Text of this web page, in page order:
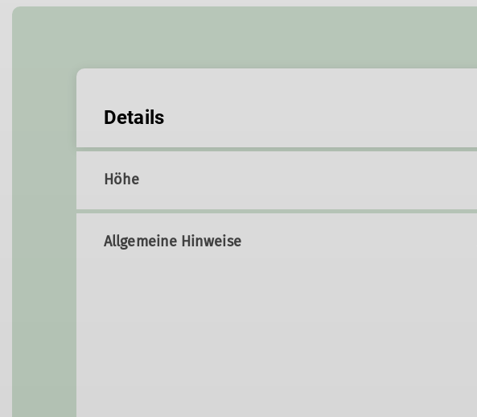
Details
Höhe
Allgemeine Hinweise